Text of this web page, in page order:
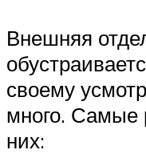
Внешняя
своему
много. Самые
них: